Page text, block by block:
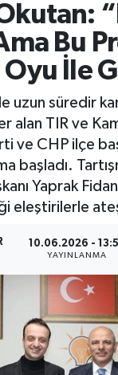
Bu
Oyu İle
uzun süredir
alan TIR ve
ve CHP ilçe
başladı.
Yaprak
eleştirilerle
10.06.2026 -
YAYINLANMA